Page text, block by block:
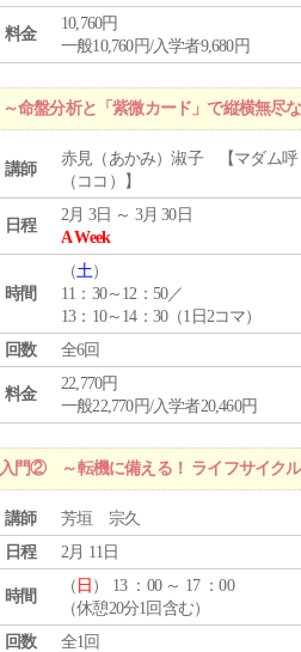
料金
10,760円
一般10,760円/入学者9,680円
命盤分析と「紫微カード」で縦横無尽
講師
赤見（あかみ）淑子 【マダム呼
（ココ）】
日程
2月 3日 ～ 3月 30日
A Week
時間
（土）
11：30～12：50／
13：10～14：30（1日2コマ）
回数
全6回
料金
22,770円
一般22,770円/入学者20,460円
門② ～転機に備える！ ライフサイク
講師
芳垣 宗久
日程
2月 11日
時間
（ 日 ） 13 ：00 ～ 17 ：00
（休憩20分1回含む）
回数
全1回